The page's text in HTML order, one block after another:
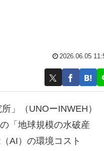
2026.06.05
」（UNOーINWEH）
「地球規模の水破産
AI）の環境コスト